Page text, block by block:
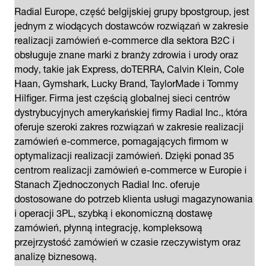
Radial Europe, część belgijskiej grupy bpostgroup, jest
jednym z wiodących dostawców rozwiązań w zakresie
realizacji zamówień e-commerce dla sektora B2C i
obsługuje znane marki z branży zdrowia i urody oraz
mody, takie jak Express, doTERRA, Calvin Klein, Cole
Haan, Gymshark, Lucky Brand, TaylorMade i Tommy
Hilfiger. Firma jest częścią globalnej sieci centrów
dystrybucyjnych amerykańskiej firmy Radial Inc., która
oferuje szeroki zakres rozwiązań w zakresie realizacji
zamówień e-commerce, pomagających firmom w
optymalizacji realizacji zamówień. Dzięki ponad 35
centrom realizacji zamówień e-commerce w Europie i
Stanach Zjednoczonych Radial Inc. oferuje
dostosowane do potrzeb klienta usługi magazynowania
i operacji 3PL, szybką i ekonomiczną dostawę
zamówień, płynną integrację, kompleksową
przejrzystość zamówień w czasie rzeczywistym oraz
analizę biznesową.